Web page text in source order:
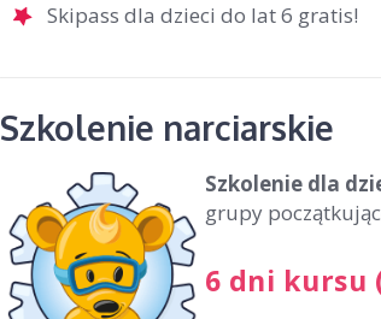
Skipass dla dzieci do lat 6 gratis!
Szkolenie narciarskie
Szkolenie dla
grupy
6 dni kursu